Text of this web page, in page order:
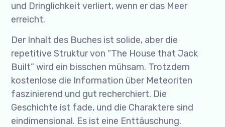
und Dringlichkeit verliert, wenn er das Meer
erreicht.
Der Inhalt des Buches ist solide, aber die
repetitive Struktur von “The House that Jack
Built” wird ein bisschen mühsam. Trotzdem
kostenlose die Information über Meteoriten
faszinierend und gut recherchiert. Die
Geschichte ist fade, und die Charaktere sind
eindimensional. Es ist eine Enttäuschung.